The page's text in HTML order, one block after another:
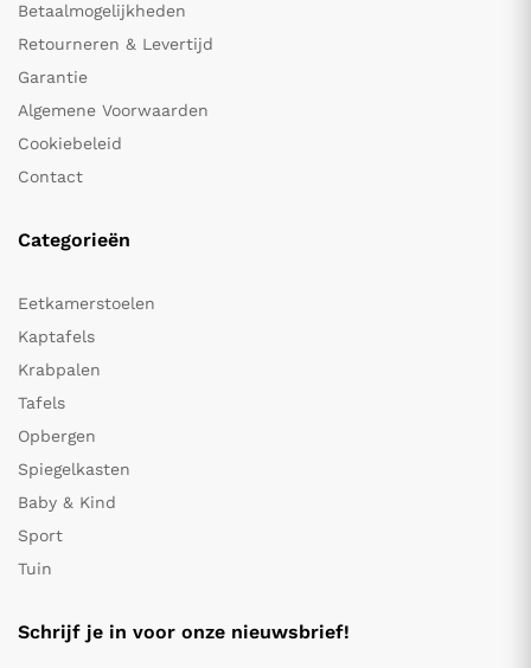
Betaalmogelijkheden
Retourneren & Levertijd
Garantie
Algemene Voorwaarden
Cookiebeleid
Contact
Categorieën
Eetkamerstoelen
Kaptafels
Krabpalen
Tafels
Opbergen
Spiegelkasten
Baby & Kind
Sport
Tuin
Schrijf je in voor onze nieuwsbrief!